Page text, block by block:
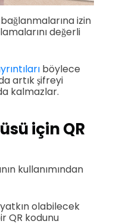
izin
değerli
böylece
artık şifreyi
kalmazlar.
için QR
kullanımından
olabilecek
QR kodunu